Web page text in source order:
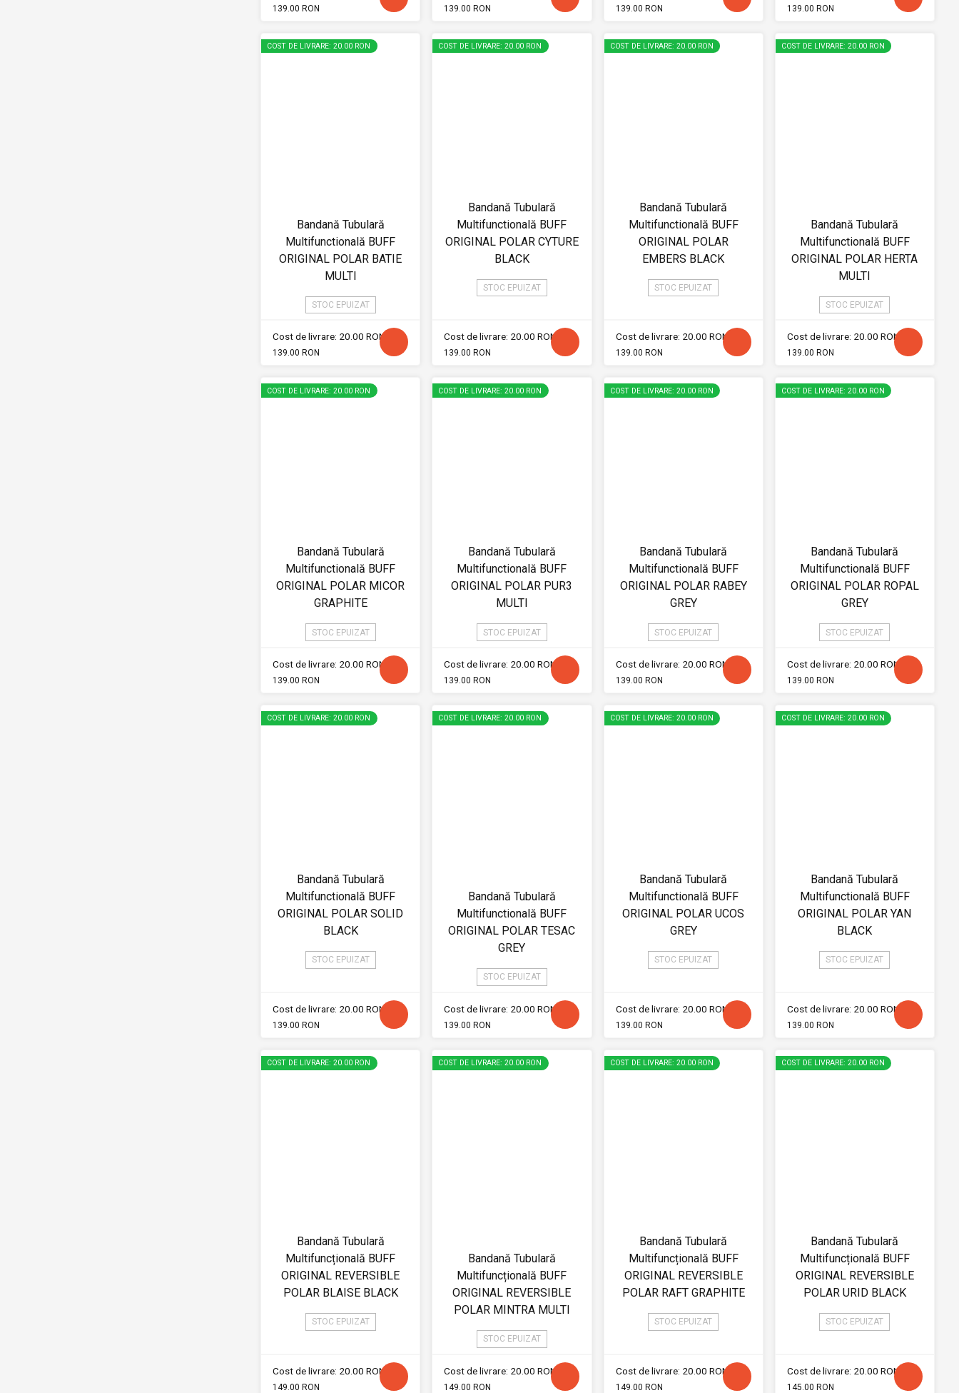
139.00 RON 139.00 RON 139.00 RON 139.00 RON
COST DE LIVRARE: 20.00 RON
Bandană Tubulară
Multifunctională BUFF
ORIGINAL POLAR BATIE
MULTI
STOC EPUIZAT
Cost de livrare: 20.00 RON
139.00 RON
COST DE LIVRARE: 20.00 RON
Bandană Tubulară
Multifunctională BUFF
ORIGINAL POLAR CYTURE
BLACK
STOC EPUIZAT
Cost de livrare: 20.00 RON
139.00 RON
COST DE LIVRARE: 20.00 RON
Bandană Tubulară
Multifunctională BUFF
ORIGINAL POLAR
EMBERS BLACK
STOC EPUIZAT
Cost de livrare: 20.00 RON
139.00 RON
COST DE LIVRARE: 20.00 RON
Bandană Tubulară
Multifunctională BUFF
ORIGINAL POLAR HERTA
MULTI
STOC EPUIZAT
Cost de livrare: 20.00 RON
139.00 RON
COST DE LIVRARE: 20.00 RON
Bandană Tubulară
Multifunctională BUFF
ORIGINAL POLAR MICOR
GRAPHITE
STOC EPUIZAT
Cost de livrare: 20.00 RON
139.00 RON
COST DE LIVRARE: 20.00 RON
Bandană Tubulară
Multifunctională BUFF
ORIGINAL POLAR PUR3
MULTI
STOC EPUIZAT
Cost de livrare: 20.00 RON
139.00 RON
COST DE LIVRARE: 20.00 RON
Bandană Tubulară
Multifunctională BUFF
ORIGINAL POLAR RABEY
GREY
STOC EPUIZAT
Cost de livrare: 20.00 RON
139.00 RON
COST DE LIVRARE: 20.00 RON
Bandană Tubulară
Multifunctională BUFF
ORIGINAL POLAR ROPAL
GREY
STOC EPUIZAT
Cost de livrare: 20.00 RON
139.00 RON
COST DE LIVRARE: 20.00 RON
Bandană Tubulară
Multifunctională BUFF
ORIGINAL POLAR SOLID
BLACK
STOC EPUIZAT
Cost de livrare: 20.00 RON
139.00 RON
COST DE LIVRARE: 20.00 RON
Bandană Tubulară
Multifunctională BUFF
ORIGINAL POLAR TESAC
GREY
STOC EPUIZAT
Cost de livrare: 20.00 RON
139.00 RON
COST DE LIVRARE: 20.00 RON
Bandană Tubulară
Multifunctională BUFF
ORIGINAL POLAR UCOS
GREY
STOC EPUIZAT
Cost de livrare: 20.00 RON
139.00 RON
COST DE LIVRARE: 20.00 RON
Bandană Tubulară
Multifunctională BUFF
ORIGINAL POLAR YAN
BLACK
STOC EPUIZAT
Cost de livrare: 20.00 RON
139.00 RON
COST DE LIVRARE: 20.00 RON
Bandană Tubulară
Multifuncțională BUFF
ORIGINAL REVERSIBLE
POLAR BLAISE BLACK
STOC EPUIZAT
Cost de livrare: 20.00 RON
149.00 RON
COST DE LIVRARE: 20.00 RON
Bandană Tubulară
Multifuncțională BUFF
ORIGINAL REVERSIBLE
POLAR MINTRA MULTI
STOC EPUIZAT
Cost de livrare: 20.00 RON
149.00 RON
COST DE LIVRARE: 20.00 RON
Bandană Tubulară
Multifuncțională BUFF
ORIGINAL REVERSIBLE
POLAR RAFT GRAPHITE
STOC EPUIZAT
Cost de livrare: 20.00 RON
149.00 RON
COST DE LIVRARE: 20.00 RON
Bandană Tubulară
Multifuncțională BUFF
ORIGINAL REVERSIBLE
POLAR URID BLACK
STOC EPUIZAT
Cost de livrare: 20.00 RON
145.00 RON